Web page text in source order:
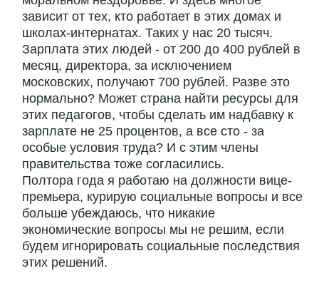
зависит от тех, кто работает в этих домах и
школах-интернатах. Таких у нас 20 тысяч.
Зарплата этих людей - от 200 до 400 рублей в
месяц, директора, за исключением
московских, получают 700 рублей. Разве это
нормально? Может страна найти ресурсы для
этих педагогов, чтобы сделать им надбавку к
зарплате не 25 процентов, а все сто - за
особые условия труда? И с этим члены
правительства тоже согласились.
Полтора года я работаю на должности вице-
премьера, курирую социальные вопросы и все
больше убеждаюсь, что никакие
экономические вопросы мы не решим, если
будем игнорировать социальные последствия
этих решений.